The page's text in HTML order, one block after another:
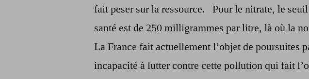
fait peser sur la ressource.Pour le nitrate, le
santé est de 250 milligrammes par litre, là où la
La France fait actuellement l’objet de poursuites
incapacité à lutter contre cette pollution qui fait